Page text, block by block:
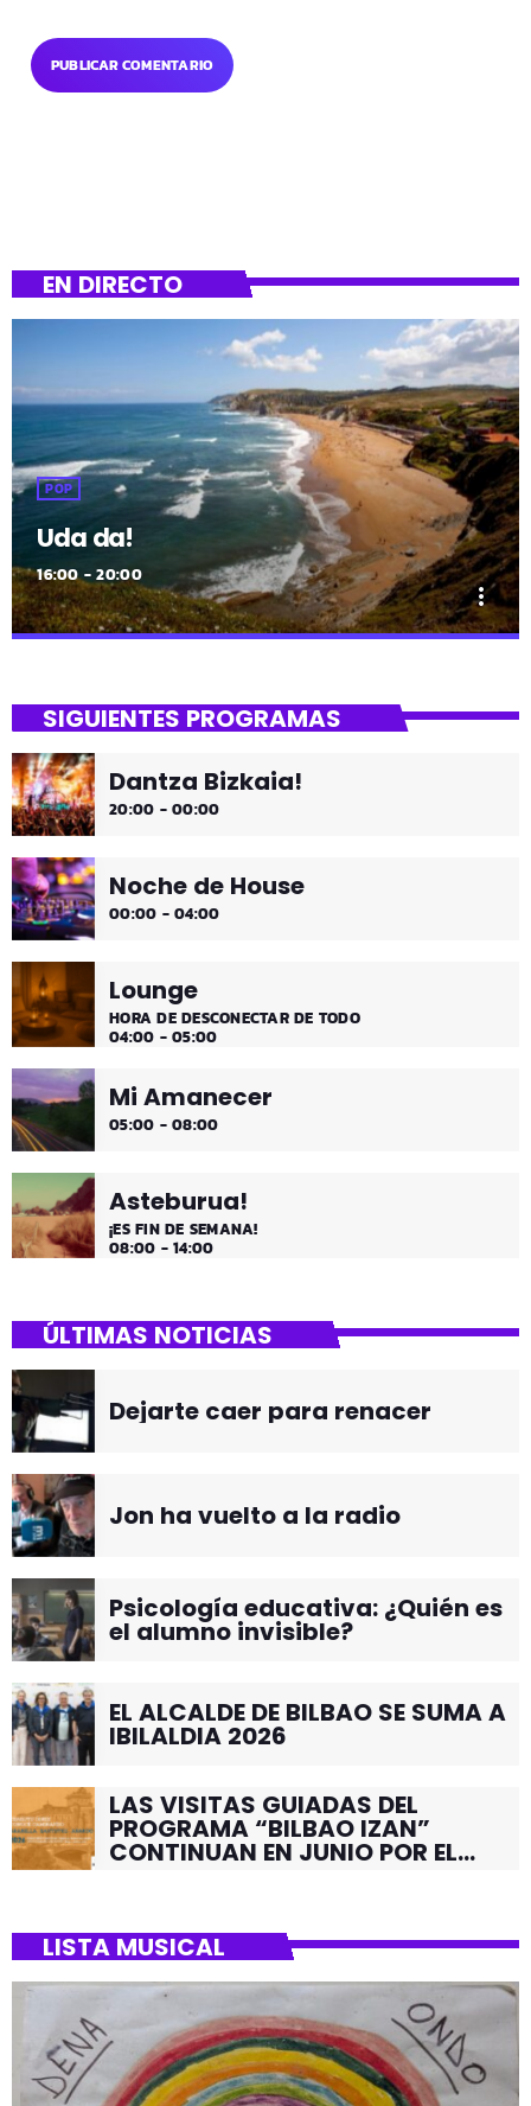
EN DIRECTO
POP
Uda da!
16:00 - 20:00
more_vert
¡Toda la música!
¡Toda la música!
SIGUIENTES PROGRAMAS
Dantza Bizkaia!
20:00 - 00:00
Noche de House
00:00 - 04:00
Lounge
HORA DE DESCONECTAR DE TODO
04:00 - 05:00
Mi Amanecer
05:00 - 08:00
Asteburua!
¡ES FIN DE SEMANA!
08:00 - 14:00
ÚLTIMAS NOTICIAS
Dejarte caer para renacer
Jon ha vuelto a la radio
Psicología educativa: ¿Quién es
el alumno invisible?
EL ALCALDE DE BILBAO SE SUMA A
IBILALDIA 2026
LAS VISITAS GUIADAS DEL
PROGRAMA “BILBAO IZAN”
CONTINUAN EN JUNIO POR EL
LISTA MUSICAL